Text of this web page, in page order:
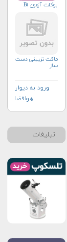
بوکلت آزمون B۱
ماکت تزیینی دست
ساز
ورود به دیوار
هوافضا
تبلیغات